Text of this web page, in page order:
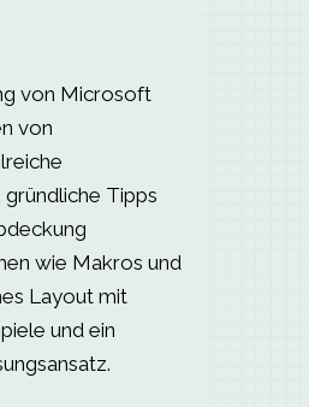
von Microsoft
von
Tipps
wie Makros und
Layout mit
und ein